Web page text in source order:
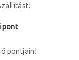
pont
pontjain!